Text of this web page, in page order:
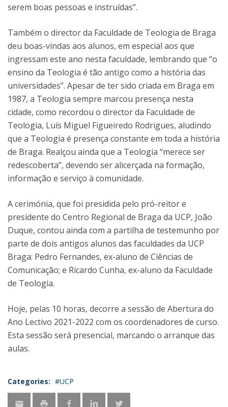
serem boas pessoas e instruídas”.
Também o director da Faculdade de Teologia de Braga
deu boas-vindas aos alunos, em especial aos que
ingressam este ano nesta faculdade, lembrando que “o
ensino da Teologia é tão antigo como a história das
universidades”. Apesar de ter sido criada em Braga em
1987, a Teologia sempre marcou presença nesta
cidade, como recordou o director da Faculdade de
Teologia, Luís Miguel Figueiredo Rodrigues, aludindo
que a Teologia é presença constante em toda a história
de Braga. Realçou ainda que a Teologia “merece ser
redescoberta”, devendo ser alicerçada na formação,
informação e serviço à comunidade.
A cerimónia, que foi presidida pelo pró-reitor e
presidente do Centro Regional de Braga da UCP, João
Duque, contou ainda com a partilha de testemunho por
parte de dois antigos alunos das faculdades da UCP
Braga: Pedro Fernandes, ex-aluno de Ciências de
Comunicação; e Ricardo Cunha, ex-aluno da Faculdade
de Teologia.
Hoje, pelas 10 horas, decorre a sessão de Abertura do
Ano Lectivo 2021-2022 com os coordenadores de curso.
Esta sessão será presencial, marcando o arranque das
aulas.
Categories: #UCP